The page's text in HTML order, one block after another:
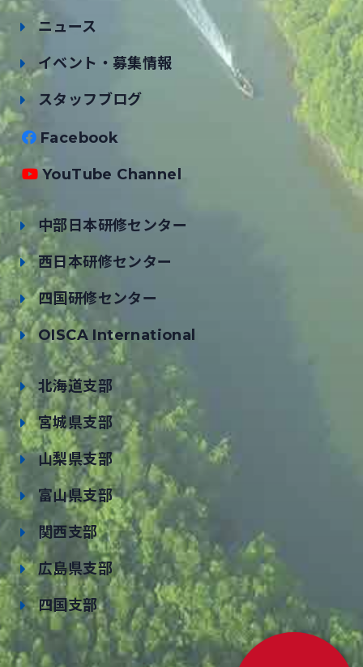
ニュース
イベント・募集情報
スタッフブログ
Facebook
YouTube Channel
中部日本研修センター
西日本研修センター
四国研修センター
OISCA International
北海道支部
宮城県支部
山梨県支部
富山県支部
関西支部
広島県支部
四国支部